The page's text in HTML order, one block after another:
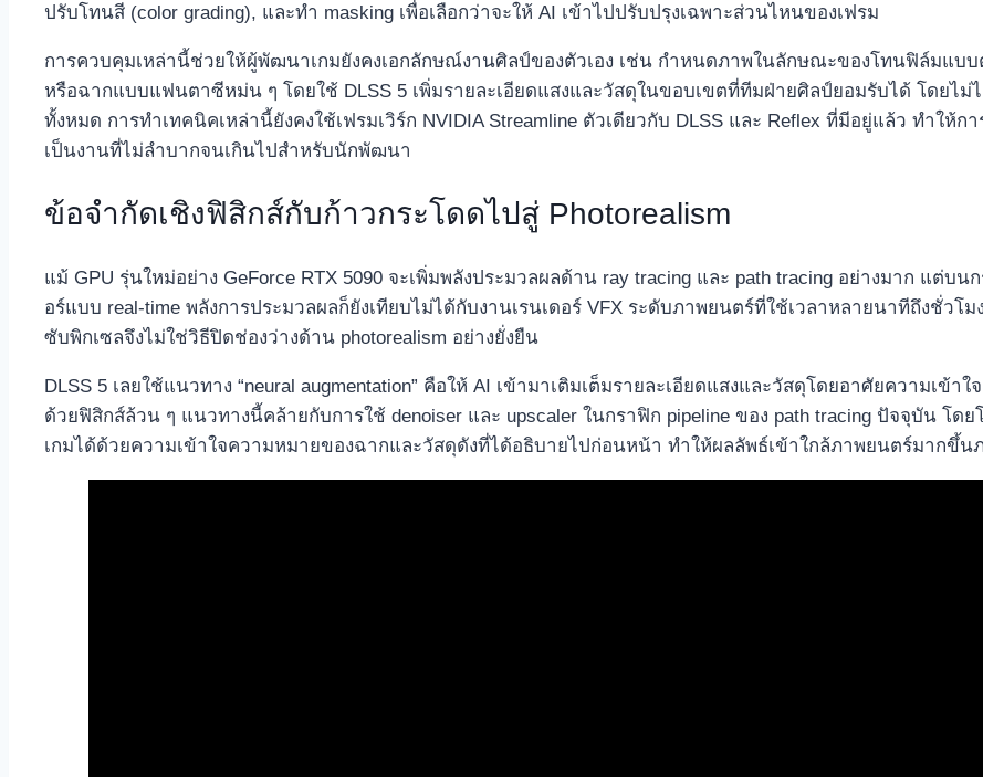
ปรับโทนสี (color grading), และทำ masking เพื่อเลือกว่าจะให้ AI เข้าไปปรับปรุงเฉพาะส่วนไหนของเฟรม​
การควบคุมเหล่านี้ช่วยให้ผู้พัฒนาเกมยังคงเอกลักษณ์งานศิลป์ของตัวเอง เช่น กำหนดภาพในลักษณะของโทนฟิล์มแบ
หรือฉากแบบแฟนตาซีหม่น ๆ โดยใช้ DLSS 5 เพิ่มรายละเอียดแสงและวัสดุในขอบเขตที่ทีมฝ่ายศิลป์ยอมรับได้ โดยไ
ทั้งหมด การทำเทคนิคเหล่านี้ยังคงใช้เฟรมเวิร์ก NVIDIA Streamline ตัวเดียวกับ DLSS และ Reflex ที่มีอยู่แล้ว ทำให้ก
เป็นงานที่ไม่ลำบากจนเกินไปสำหรับนักพัฒนา
ข้อจำกัดเชิงฟิสิกส์กับก้าวกระโดดไปสู่ Photorealism​
แม้ GPU รุ่นใหม่อย่าง GeForce RTX 5090 จะเพิ่มพลังประมวลผลด้าน ray tracing และ path tracing อย่างมาก แต่บน
อร์แบบ real‑time พลังการประมวลผลก็ยังเทียบไม่ได้กับงานเรนเดอร์ VFX ระดับภาพยนตร์ที่ใช้เวลาหลายนาทีถึงชั่วโ
ซับพิกเซลจึงไม่ใช่วิธีปิดช่องว่างด้าน photorealism อย่างยั่งยืน​
DLSS 5 เลยใช้แนวทาง “neural augmentation” คือให้ AI เข้ามาเติมเต็มรายละเอียดแสงและวัสดุโดยอาศัยความเข้
ด้วยฟิสิกส์ล้วน ๆ แนวทางนี้คล้ายกับการใช้ denoiser และ upscaler ในกราฟิก pipeline ของ path tracing ปัจจุบัน โด
เกมได้ด้วยความเข้าใจความหมายของฉากและวัสดุดังที่ได้อธิบายไปก่อนหน้า ทำให้ผลลัพธ์เข้าใกล้ภาพยนตร์มากขึ้น